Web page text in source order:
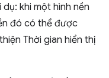
dụ: khi một hình nền
đó có thể được
Thời gian hiển thị